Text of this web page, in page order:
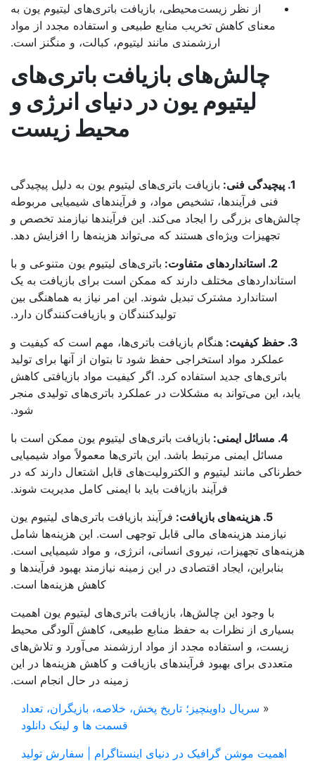
از نظر زیست‌محیطی، بازیافت باتری‌های لیتیوم یون به
معنای کاهش تخریب منابع طبیعی و استفاده مجدد از مواد
ارزشمندی مانند لیتیوم، کبالت، و منگنز است.
چالش‌های بازیافت باتری‌های
لیتیوم یون در دنیای انرژی و
محیط زیست
بازیافت باتری‌های لیتیوم یون به دلیل پیچیدگی
فنی فرآیندها، تشخیص مواد، و فرآیندهای شیمیایی مربوطه
بزرگی را ایجاد می‌کند. این فرآیندها نیازمند تخصص و
تجهیزات ویژه‌ای هستند که می‌تواند هزینه‌ها را افزایش دهد.
باتری‌های لیتیوم یون متنوعی و با
مختلف دارند که ممکن است برای بازیافت به یک
استاندارد مشترک تبدیل شوند. این امر نیاز به هماهنگی بین
تولیدکنندگان و بازیافت‌کنندگان دارد.
هنگام بازیافت باتری‌ها، مهم است که کیفیت و
عملکرد مواد استخراجی حفظ شود تا بتوان از آنها برای تولید
باتری‌های جدید استفاده کرد. اگر کیفیت مواد بازیافتی کاهش
این می‌تواند به مشکلات در عملکرد باتری‌های تولیدی منجر
شود.
بازیافت باتری‌های لیتیوم یون ممکن است با
مسائل ایمنی مرتبط باشد. این باتری‌ها معمولاً مواد شیمیایی
مانند لیتیوم و الکترولیت‌های قابل اشتعال دارند که در
فرآیند بازیافت باید با ایمنی کامل مدیریت شوند.
فرآیند بازیافت باتری‌های لیتیوم یون
نیازمند هزینه‌های مالی قابل توجهی است. این هزینه‌ها شامل
تجهیزات، نیروی انسانی، انرژی، و مواد شیمیایی است.
بنابراین، ایجاد اقتصادی در این زمینه نیازمند بهبود فرآیندها و
کاهش هزینه‌ها است.
با وجود این چالش‌ها، بازیافت باتری‌های لیتیوم یون اهمیت
بسیاری از نظرات به حفظ منابع طبیعی، کاهش آلودگی محیط
زیست، و استفاده مجدد از مواد ارزشمند می‌آورد و تلاش‌های
متعددی برای بهبود فرآیندهای بازیافت و کاهش هزینه‌ها در این
زمینه در حال انجام است.
سریال داوینچیز؛ تاریخ پخش، خلاصه، بازیگران، تعداد
قسمت ها و لینک دانلود
اهمیت موشن گرافیک در دنیای اینستاگرام | سفارش تولید